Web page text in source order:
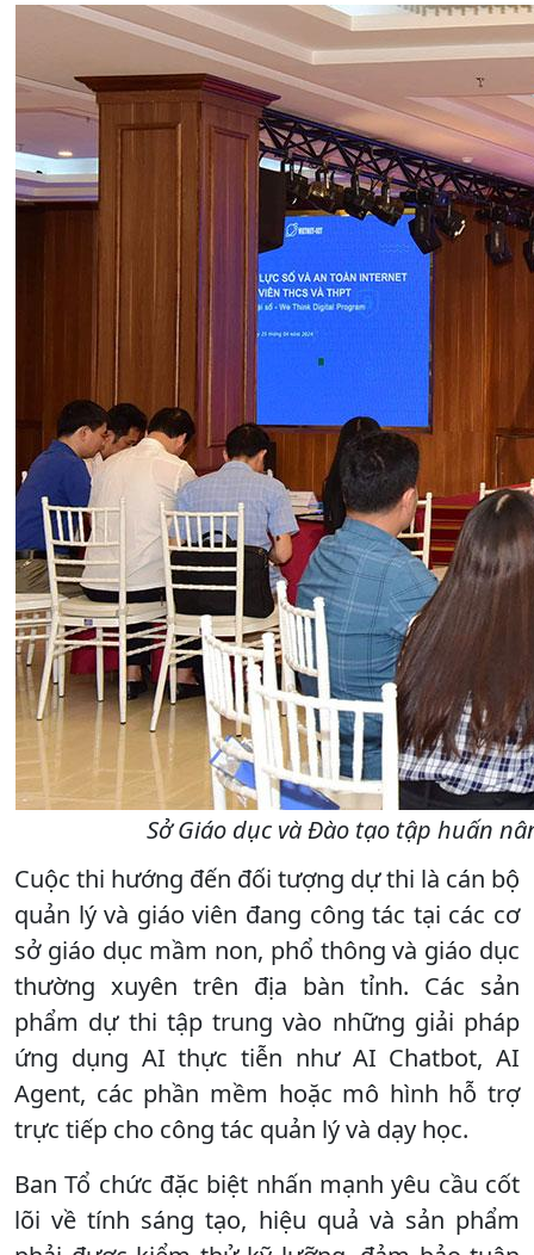
Sở Giáo dục và Đào tạo tập huấn
​Cuộc thi hướng đến đối tượng dự thi là cán bộ
quản lý và giáo viên đang công tác tại các cơ
sở giáo dục mầm non, phổ thông và giáo dục
thường xuyên trên địa bàn tỉnh. Các sản
phẩm dự thi tập trung vào những giải pháp
ứng dụng AI thực tiễn như AI Chatbot, AI
Agent, các phần mềm hoặc mô hình hỗ trợ
trực tiếp cho công tác quản lý và dạy học.
Ban Tổ chức đặc biệt nhấn mạnh yêu cầu cốt
lõi về tính sáng tạo, hiệu quả và sản phẩm